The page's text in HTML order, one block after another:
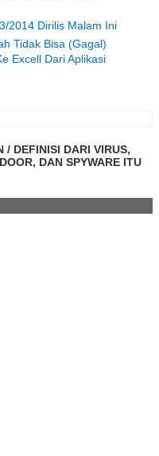
2014 Dirilis Malam Ini
Tidak Bisa (Gagal)
Excell Dari Aplikasi
/ DEFINISI DARI VIRUS,
DAN SPYWARE ITU